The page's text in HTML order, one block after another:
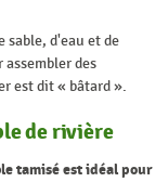
sable, d'eau et de
des
est dit « bâtard ».
de rivière
tamisé est idéal pour